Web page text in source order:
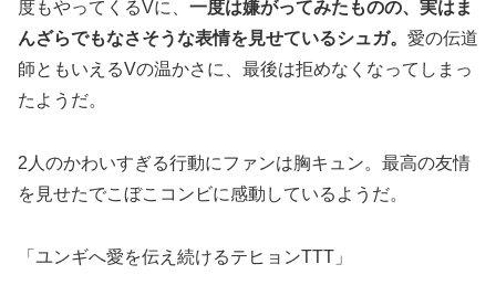
度もやってくるVに、 一度は嫌がってみたものの、実はま
んざらでもなさそうな表情を見せているシュガ。 愛の伝道
師ともいえるVの温かさに、最後は拒めなくなってしまっ
たようだ。
2人のかわいすぎる行動にファンは胸キュン。最高の友情
を見せたでこぼこコンビに感動しているようだ。
「ユンギへ愛を伝え続けるテヒョンTTT」